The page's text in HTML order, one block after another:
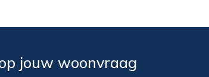
jouw woonvraag